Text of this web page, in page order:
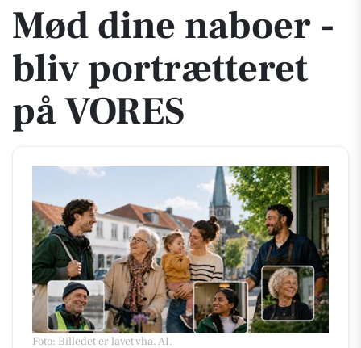
Mød dine naboer -
bliv portrætteret
på VORES
Foto: Billedet er lavet vha. AI.